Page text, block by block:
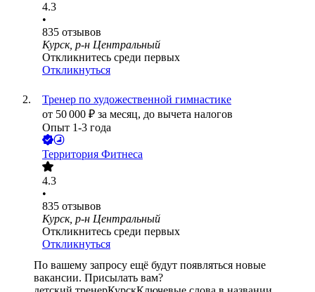
4.3
•
835 отзывов
Курск, р-н Центральный
Откликнитесь среди первых
Откликнуться
Тренер по художественной гимнастике
от 50 000 ₽ за месяц, до вычета налогов
Опыт 1-3 года
Территория Фитнеса
4.3
•
835 отзывов
Курск, р-н Центральный
Откликнитесь среди первых
Откликнуться
По вашему запросу ещё будут появляться новые
вакансии. Присылать вам?